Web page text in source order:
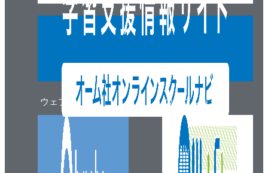
ウェブマガジン ウェブショップ